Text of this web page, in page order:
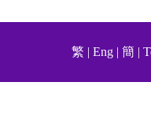
繁 | Eng | 簡 |